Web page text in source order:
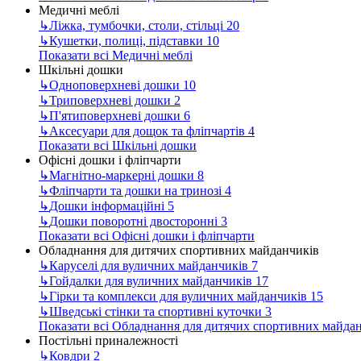
Медичні меблі
↳Ліжка, тумбочки, столи, стільці 20
↳Кушетки, полиці, підставки 10
Показати всі Медичні меблі
Шкільні дошки
↳Одноповерхневі дошки 10
↳Триповерхневі дошки 2
↳П'ятиповерхневі дошки 6
↳Аксесуари для дощок та фліпчартів 4
Показати всі Шкільні дошки
Офісні дошки і фліпчарти
↳Магнітно-маркерні дошки 8
↳Фліпчарти та дошки на тринозі 4
↳Дошки інформаційні 5
↳Дошки поворотні двосторонні 3
Показати всі Офісні дошки і фліпчарти
Обладнання для дитячих спортивних майданчиків
↳Каруселі для вуличних майданчиків 7
↳Гойдалки для вуличних майданчиків 17
↳Гірки та комплекси для вуличних майданчиків 15
↳Шведські стінки та спортивні куточки 3
Показати всі Обладнання для дитячих спортивних
Постільні приналежності
↳Ковдри 2